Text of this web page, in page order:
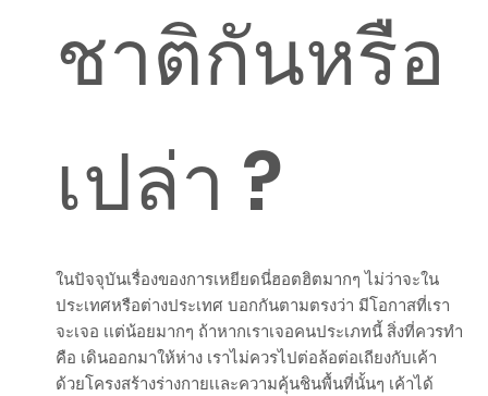
ในปัจจุบันเรื่องของการเหยียดนี่ฮอตฮิตมากๆ ไม่ว่าจะใน
ประเทศหรือต่างประเทศ บอกกันตามตรงว่า มีโอกาสที่เรา
จะเจอ เเต่น้อยมากๆ ถ้าหากเราเจอคนประเภทนี้ สิ่งที่ควรทำ
คือ เดินออกมาให้ห่าง เราไม่ควรไปต่อล้อต่อเถียงกับเค้า
ด้วยโครงสร้างร่างกายเเละความคุ้นชินพื้นที่นั้นๆ เค้าได้
ชาติกันหรือ
เปล่า ?